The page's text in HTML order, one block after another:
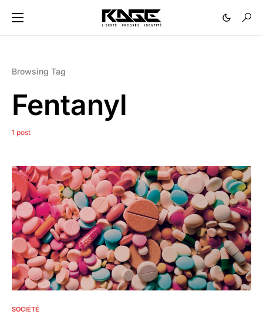
Browsing Tag
Fentanyl
1 post
SOCIÉTÉ